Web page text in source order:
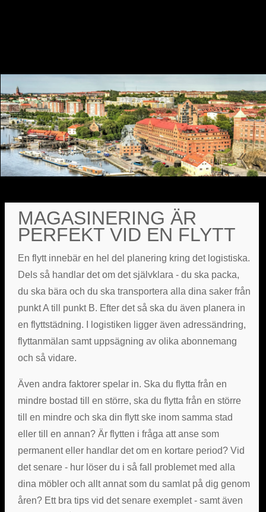
MAGASINERING ÄR
PERFEKT VID EN FLYTT
En flytt innebär en hel del planering kring det logistiska.
Dels så handlar det om det självklara - du ska packa,
du ska bära och du ska transportera alla dina saker från
punkt A till punkt B. Efter det så ska du även planera in
en flyttstädning. I logistiken ligger även adressändring,
flyttanmälan samt uppsägning av olika abonnemang
och så vidare.
Även andra faktorer spelar in. Ska du flytta från en
mindre bostad till en större, ska du flytta från en större
till en mindre och ska din flytt ske inom samma stad
eller till en annan? Är flytten i fråga att anse som
permanent eller handlar det om en kortare period? Vid
det senare - hur löser du i så fall problemet med alla
dina möbler och allt annat som du samlat på dig genom
åren? Ett bra tips vid det senare exemplet - samt även